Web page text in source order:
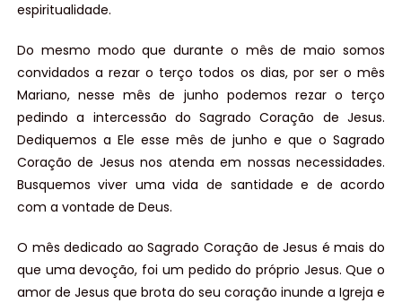
espiritualidade.
Do mesmo modo que durante o mês de maio somos
convidados a rezar o terço todos os dias, por ser o mês
Mariano, nesse mês de junho podemos rezar o terço
pedindo a intercessão do Sagrado Coração de Jesus.
Dediquemos a Ele esse mês de junho e que o Sagrado
Coração de Jesus nos atenda em nossas necessidades.
Busquemos viver uma vida de santidade e de acordo
com a vontade de Deus.
O mês dedicado ao Sagrado Coração de Jesus é mais do
que uma devoção, foi um pedido do próprio Jesus. Que o
amor de Jesus que brota do seu coração inunde a Igreja e